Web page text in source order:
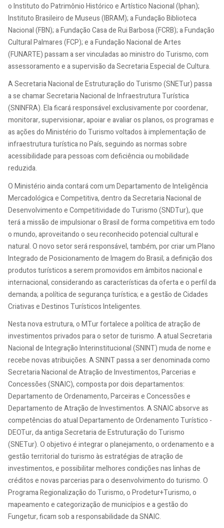
o Instituto do Patrimônio Histórico e Artístico Nacional (Iphan);
Instituto Brasileiro de Museus (IBRAM); a Fundação Biblioteca
Nacional (FBN); a Fundação Casa de Rui Barbosa (FCRB); a Fundação
Cultural Palmares (FCP); e a Fundação Nacional de Artes
(FUNARTE) passam a ser vinculadas ao ministro do Turismo, com
assessoramento e a supervisão da Secretaria Especial de Cultura.
A Secretaria Nacional de Estruturação do Turismo (SNETur) passa
a se chamar Secretaria Nacional de Infraestrutura Turística
(SNINFRA). Ela ficará responsável exclusivamente por coordenar,
monitorar, supervisionar, apoiar e avaliar os planos, os programas e
as ações do Ministério do Turismo voltados à implementação de
infraestrutura turística no País, seguindo as normas sobre
acessibilidade para pessoas com deficiência ou mobilidade
reduzida.
O Ministério ainda contará com um Departamento de Inteligência
Mercadológica e Competitiva, dentro da Secretaria Nacional de
Desenvolvimento e Competitividade do Turismo (SNDTur), que
terá a missão de impulsionar o Brasil de forma competitiva em todo
o mundo, aproveitando o seu reconhecido potencial cultural e
natural. O novo setor será responsável, também, por criar um Plano
Integrado de Posicionamento de Imagem do Brasil; a definição dos
produtos turísticos a serem promovidos em âmbitos nacional e
internacional, considerando as características da oferta e o perfil da
demanda; a política de segurança turística; e a gestão de Cidades
Criativas e Destinos Turísticos Inteligentes.
Nesta nova estrutura, o MTur fortalece a política de atração de
investimentos privados para o setor de turismo. A atual Secretaria
Nacional de Integração Interinstitucional (SNINT) muda de nome e
recebe novas atribuições. A SNINT passa a ser denominada como
Secretaria Nacional de Atração de Investimentos, Parcerias e
Concessões (SNAIC), composta por dois departamentos:
Departamento de Ordenamento, Parceiras e Concessões e
Departamento de Atração de Investimentos. A SNAIC absorve as
competências do atual Departamento de Ordenamento Turístico -
DEOTur, da antiga Secretaria de Estruturação do Turismo
(SNETur). O objetivo é integrar o planejamento, o ordenamento e a
gestão territorial do turismo às estratégias de atração de
investimentos, e possibilitar melhores condições nas linhas de
créditos e novas parcerias para o desenvolvimento do turismo. O
Programa Regionalização do Turismo, o Prodetur+Turismo, o
mapeamento e categorização de municípios e a gestão do
Fungetur, ficam sob a responsabilidade da SNAIC.